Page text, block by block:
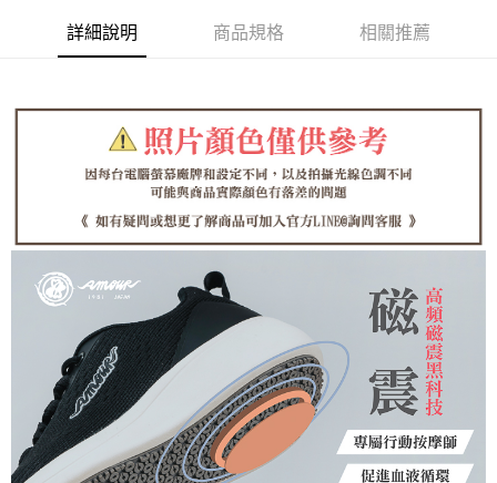
２．便利：只要手機號碼，簡訊認證，即可結帳。
３．安心：先確認商品／服務後，再付款。
２．訂單成立數日內，您將收到繳費通知簡訊。
ATM／網路銀行／等多元方式進行付款，方視為交易完成。
※ 請注意：結帳手續完成當下不需立刻繳費，但若您需要取消訂單，請聯絡
購買商品的店家。未經商家同意取消之訂單仍視為有效，需透過AFTEE先享
後付繳納相關費用。
是否繳費成功／繳費後需取消欲退款等相關疑問，請聯繫「AFTEE先享後付
客戶支援中心」https://netprotections.freshdesk.com/support/home
【注意事項】
１．透過由恩沛科技股份有限公司提供之「AFTEE先享後付」服務完成之交
易，需依本服務之必要範圍內提供個人資料，並將交易相關給付款項請求債
權轉讓予恩沛科技股份有限公司。
２．關於個人資料處理事宜，請瀏覽以下網址：
https://aftee.tw/terms/#terms3
３．未成年的使用者請事先徵得法定代理人或監護人之同意方可使用
「AFTEE先享後付」，若未經同意申辦者引起之損失，本公司不負相關責
每筆NT$60，滿NT$1,380(含以上)免運費
每筆NT$60，滿NT$1,380(含以上)免運費
每筆NT$60，滿NT$1,380(含以上)免運費
每筆NT$100，滿NT$1,380(含以上)免運費
郵局(離島專用)
每筆NT$125，滿NT$1,380(含以上)免運費
海外宅配（貨到付運費） 查看運費
詳細說明 商品規格 相關推薦